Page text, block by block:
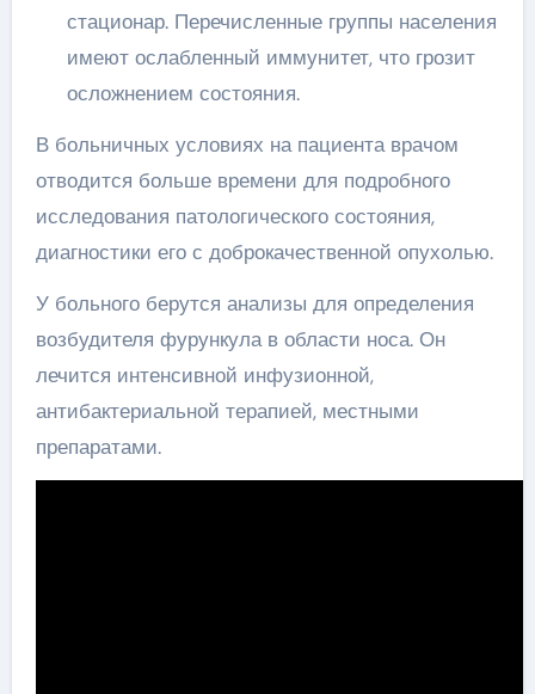
стационар. Перечисленные группы населения
имеют ослабленный иммунитет, что грозит
осложнением состояния.
В больничных условиях на пациента врачом
отводится больше времени для подробного
исследования патологического состояния,
диагностики его с доброкачественной опухолью.
У больного берутся анализы для определения
возбудителя фурункула в области носа. Он
лечится интенсивной инфузионной,
антибактериальной терапией, местными
препаратами.